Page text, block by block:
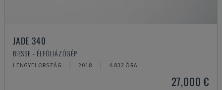
JADE 340
BIESSE - ÉLFÓLIÁZÓGÉP
LENGYELORSZÁG 2018 4.832 ÓRA
27,000 €